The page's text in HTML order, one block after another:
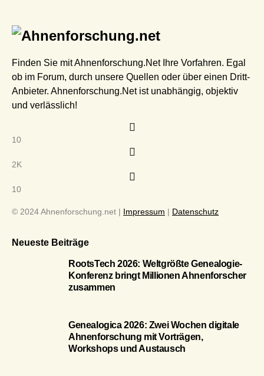
Finden Sie mit Ahnenforschung.Net Ihre Vorfahren. Egal
ob im Forum, durch unsere Quellen oder über einen Dritt-
Anbieter. Ahnenforschung.Net ist unabhängig, objektiv
und verlässlich!
10
2K
10
© 2024 Ahnenforschung.net | Impressum | Datenschutz
Neueste Beiträge
RootsTech 2026: Weltgrößte Genealogie-
Konferenz bringt Millionen Ahnenforscher
zusammen
Genealogica 2026: Zwei Wochen digitale
Ahnenforschung mit Vorträgen,
Workshops und Austausch